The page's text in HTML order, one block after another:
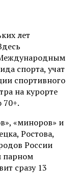
лет
спорта, учат
спортивного
на курорте
70+.
«миноров» и
Ростова,
России
парном
сразу 13